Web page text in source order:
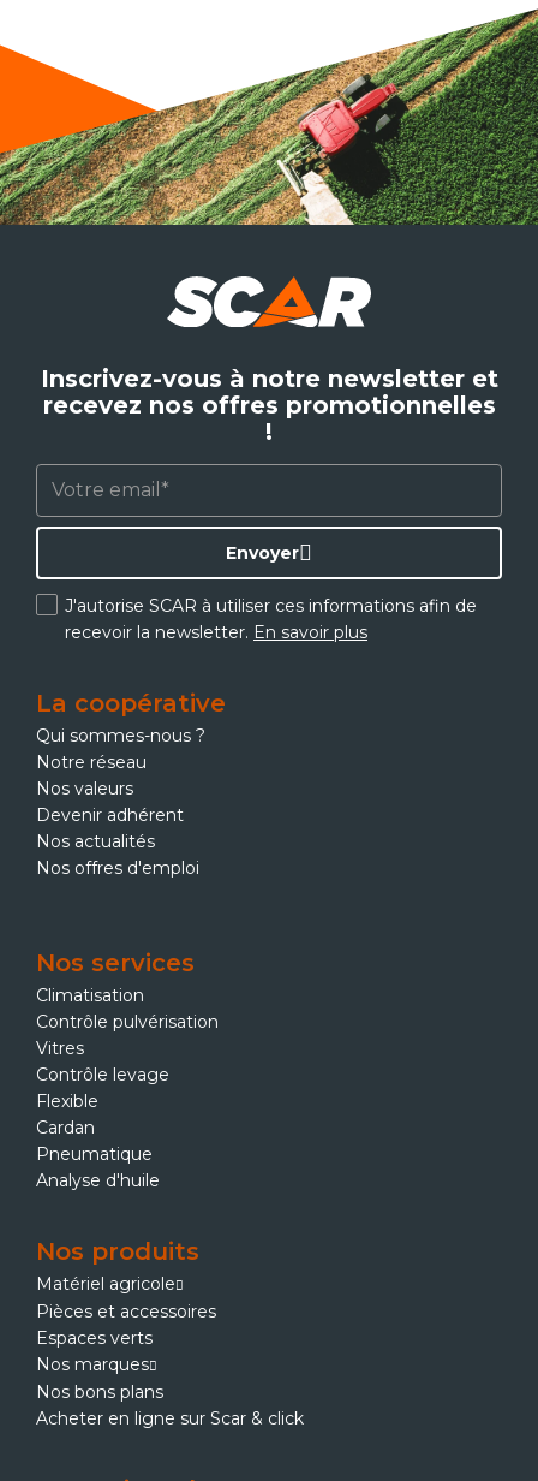
Inscrivez-vous à notre newsletter et
recevez nos offres promotionnelles
!
J'autorise SCAR à utiliser ces informations afin de
recevoir la newsletter. En savoir plus
Envoyer
La coopérative
Qui sommes-nous ?
Notre réseau
Nos valeurs
Devenir adhérent
Nos actualités
Nos offres d'emploi
Nos services
Climatisation
Contrôle pulvérisation
Vitres
Contrôle levage
Flexible
Cardan
Pneumatique
Analyse d'huile
Nos produits
Matériel agricole
Pièces et accessoires
Espaces verts
Nos marques
Nos bons plans
Acheter en ligne sur Scar & click